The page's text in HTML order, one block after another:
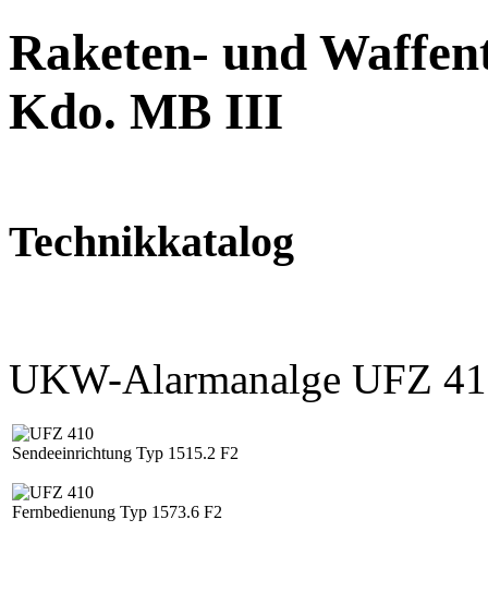
Raketen- und
Kdo. MB III
Technikkatalog
UKW-Alarmanalge UFZ
Sendeeinrichtung Typ 1515.2 F2
Fernbedienung Typ 1573.6 F2